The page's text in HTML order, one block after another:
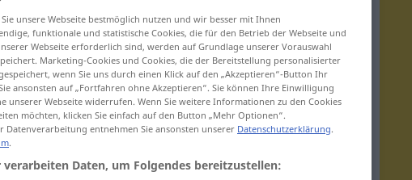
unsere Webseite bestmöglich nutzen und wir besser mit Ihnen
funktionale und statistische Cookies, die für den Betrieb der Webseite und
Webseite erforderlich sind, werden auf Grundlage unserer Vorauswahl
Marketing-Cookies und Cookies, die der Bereitstellung personalisierter
wenn Sie uns durch einen Klick auf den „Akzeptieren“-Button Ihr
ansonsten auf „Fortfahren ohne Akzeptieren“. Sie können Ihre Einwilligung
unserer Webseite widerrufen. Wenn Sie weitere Informationen zu den Cookies
möchten, klicken Sie einfach auf den Button „Mehr Optionen“.
Datenverarbeitung entnehmen Sie ansonsten unserer Datenschutzerklärung.
.
Daten, um Folgendes bereitzustellen: